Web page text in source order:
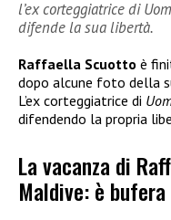
l’ex corteggiatrice di
difende la sua libertà.
Raffaella Scuotto è
dopo alcune foto della
L’ex corteggiatrice di
difendendo la propria
La vacanza di
Maldive: è